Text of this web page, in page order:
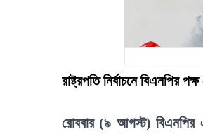
রাষ্ট্রপতি নির্বাচনে বিএনপির
রোববার (৯ আগস্ট) বিএনপির